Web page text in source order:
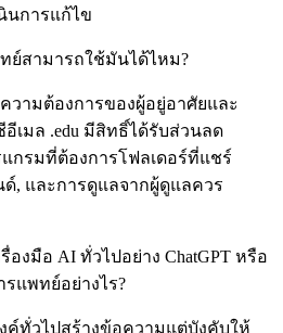
นการแก้ไข
ย์สามารถใช้มันได้ไหม?
ามต้องการของผู้อยู่อาศัยและ
เมล .edu มีสิทธิ์ได้รับส่วนลด
กรมที่ต้องการโฟลเดอร์ที่แชร์
, และการดูแลจากผู้ดูแลควร
รื่องมือ AI ทั่วไปอย่าง ChatGPT หรือ
รแพทย์อย่างไร?
ค์ทั่วไปสร้างข้อความแต่บังคับให้